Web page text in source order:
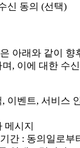
신 동의 (선택)
아래와 같이 향
, 이에 대한 수
이벤트, 서비스
메시지
간 : 동의일로부